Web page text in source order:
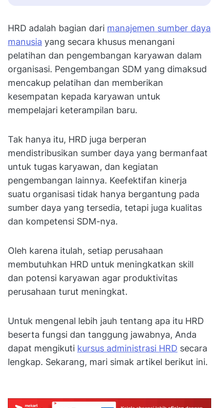
HRD adalah bagian dari manajemen sumber daya
manusia yang secara khusus menangani
pelatihan dan pengembangan karyawan dalam
organisasi. Pengembangan SDM yang dimaksud
mencakup pelatihan dan memberikan
kesempatan kepada karyawan untuk
mempelajari keterampilan baru.
Tak hanya itu, HRD juga berperan
mendistribusikan sumber daya yang bermanfaat
untuk tugas karyawan, dan kegiatan
pengembangan lainnya. Keefektifan kinerja
suatu organisasi tidak hanya bergantung pada
sumber daya yang tersedia, tetapi juga kualitas
dan kompetensi SDM-nya.
Oleh karena itulah, setiap perusahaan
membutuhkan HRD untuk meningkatkan skill
dan potensi karyawan agar produktivitas
perusahaan turut meningkat.
Untuk mengenal lebih jauh tentang apa itu HRD
beserta fungsi dan tanggung jawabnya, Anda
dapat mengikuti kursus administrasi HRD secara
lengkap. Sekarang, mari simak artikel berikut ini.